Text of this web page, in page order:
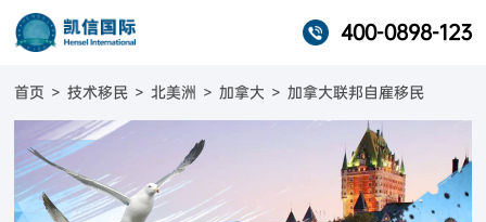
400-0898-123
首页 > 技术移民 > 北美洲 > 加拿大 > 加拿大联邦自雇移民